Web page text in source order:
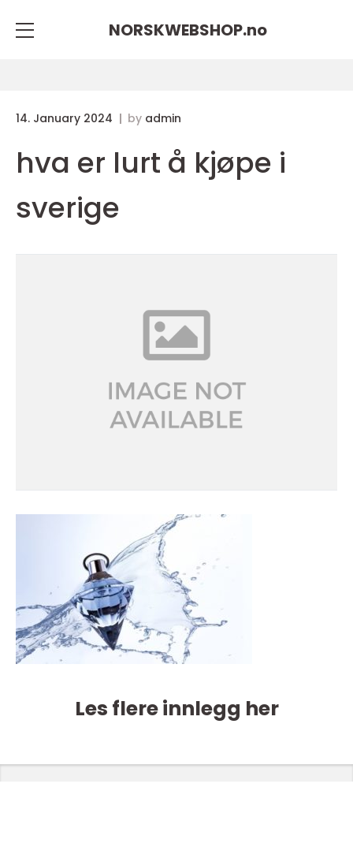
NORSKWEBSHOP.no
14. January 2024 by admin
hva er lurt å kjøpe i
sverige
Les flere innlegg her